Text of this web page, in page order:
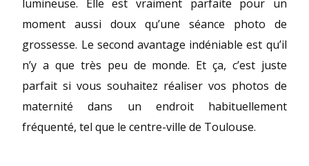
lumineuse. Elle est vraiment parfaite pour un
moment aussi doux qu’une séance photo de
grossesse. Le second avantage indéniable est qu’il
n’y a que très peu de monde. Et ça, c’est juste
parfait si vous souhaitez réaliser vos photos de
maternité dans un endroit habituellement
fréquenté, tel que le centre-ville de Toulouse.